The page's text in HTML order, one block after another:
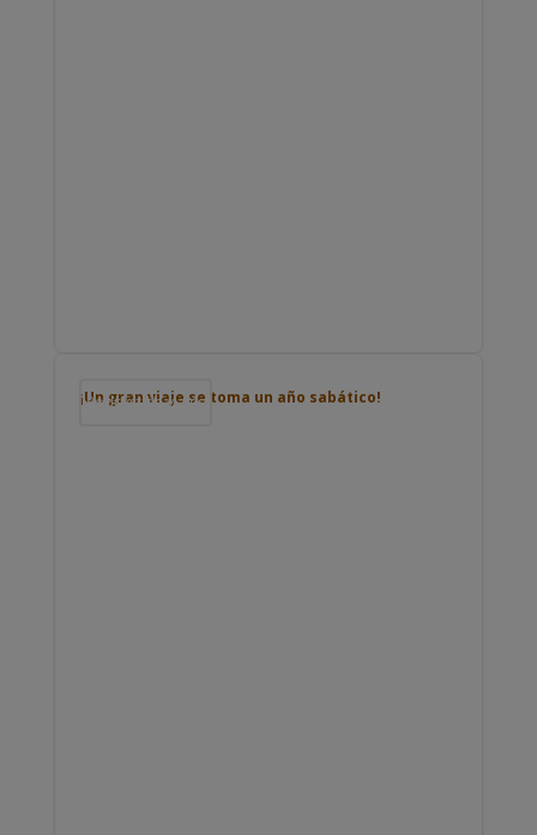
Podcast de viajes
¡Un gran viaje se toma un año sabático!